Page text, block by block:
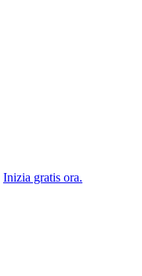
Inizia gratis ora.